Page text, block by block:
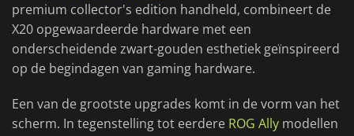
premium collector's edition handheld, combineert de
X20 opgewaardeerde hardware met een
onderscheidende zwart-gouden esthetiek geïnspireerd
op de begindagen van gaming hardware.
Een van de grootste upgrades komt in de vorm van het
scherm. In tegenstelling tot eerdere ROG Ally modellen